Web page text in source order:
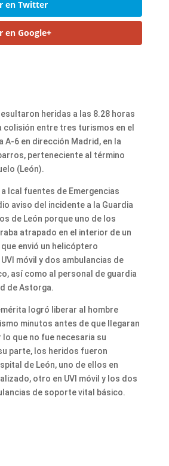
en Twitter
en Google+
heridas a las 8.28 horas
colisión entre tres turismos en el
A-6 en dirección Madrid, en la
perteneciente al término
(León).
Ical fuentes de Emergencias
aviso del incidente a la Guardia
de León porque uno de los
atrapado en el interior de un
envió un helicóptero
móvil y dos ambulancias de
así como al personal de guardia
de Astorga.
logró liberar al hombre
minutos antes de que llegaran
lo que no fue necesaria su
parte, los heridos fueron
de León, uno de ellos en
otro en UVI móvil y los dos
de soporte vital básico.